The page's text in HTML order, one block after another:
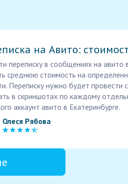
на Авито:
переписку в сообщениях на авито
среднюю стоимость на
Переписку нужно будет провести
в скриншотах по каждому
аккаунт авито в Екатеринбурге.
Олеся Рябова